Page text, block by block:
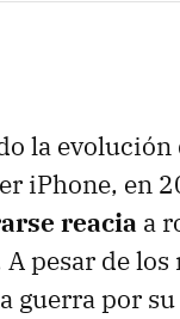
la
iPhone, en
reacia a
pesar de
guerra por